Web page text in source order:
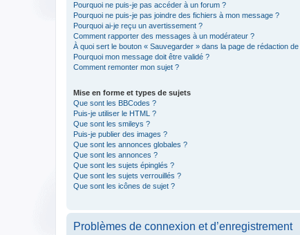
Pourquoi ne puis-je pas accéder à un forum ?
Pourquoi ne puis-je pas joindre des fichiers à mon message ?
Pourquoi ai-je reçu un avertissement ?
Comment rapporter des messages à un modérateur ?
À quoi sert le bouton « Sauvegarder » dans la page de rédaction
Pourquoi mon message doit être validé ?
Comment remonter mon sujet ?
Mise en forme et types de sujets
Que sont les BBCodes ?
Puis-je utiliser le HTML ?
Que sont les smileys ?
Puis-je publier des images ?
Que sont les annonces globales ?
Que sont les annonces ?
Que sont les sujets épinglés ?
Que sont les sujets verrouillés ?
Que sont les icônes de sujet ?
Problèmes de connexion et d’enregistrement